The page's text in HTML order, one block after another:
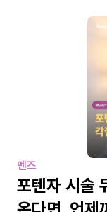
멘즈
포텐자 시술